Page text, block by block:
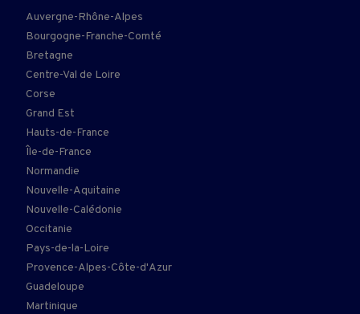
Auvergne-Rhône-Alpes
Bourgogne-Franche-Comté
Bretagne
Centre-Val de Loire
Corse
Grand Est
Hauts-de-France
Île-de-France
Normandie
Nouvelle-Aquitaine
Nouvelle-Calédonie
Occitanie
Pays-de-la-Loire
Provence-Alpes-Côte-d'Azur
Guadeloupe
Martinique